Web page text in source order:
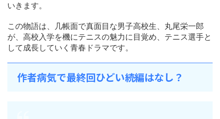
いきます。
この物語は、几帳面で真面目な男子高校生、丸尾栄一郎
が、高校入学を機にテニスの魅力に目覚め、テニス選手と
して成長していく青春ドラマです。
作者病気で最終回ひどい続編はなし？